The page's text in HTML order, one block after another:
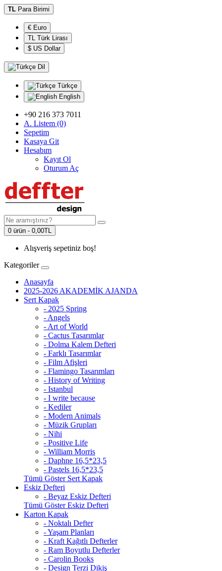
TL Para Birimi
€ Euro
TL Türk Lirası
$ US Dollar
Dil
Türkçe
English
+90 216 373 7011
A. Listem (0)
Sepetim
Kasaya Git
Hesabım
Kayıt Ol
Oturum Aç
0 ürün - 0,00TL
Alışveriş sepetiniz boş!
Kategoriler
Anasayfa
2025-2026 AKADEMİK AJANDA
Sert Kapak
- 2025 Spring
- Angels
- Art of World
- Cactus Tasarımlar
- Dolma Kalem Defteri
- Farklı Tasarımlar
- Film Afişleri
- Flamingo Tasarımları
- History of Writing
- Istanbul
- I write because
- Kediler
- Modern Animals
- Müzik Grupları
- Nihi
- Positive Life
- William Morris
- Daphne 16,5*23,5
- Pastels 16,5*23,5
Tümü Göster Sert Kapak
Eskiz Defteri
- Beyaz Eskiz Defteri
Tümü Göster Eskiz Defteri
Karton Kapak
- Noktalı Defter
- Yaşam Planları
- Kraft Kağıtlı Defterler
- Ram Boyutlu Defterler
- Carolin Books
- Design Terzi Dikiş